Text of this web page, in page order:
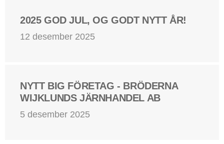
2025 GOD JUL, OG GODT NYTT ÅR!
12 desember 2025
NYTT BIG FÖRETAG - BRÖDERNA
WIJKLUNDS JÄRNHANDEL AB
5 desember 2025